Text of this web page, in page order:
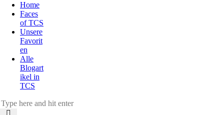
Home
Faces
of TCS
Unsere
Favorit
en
Alle
Blogart
ikel in
TCS